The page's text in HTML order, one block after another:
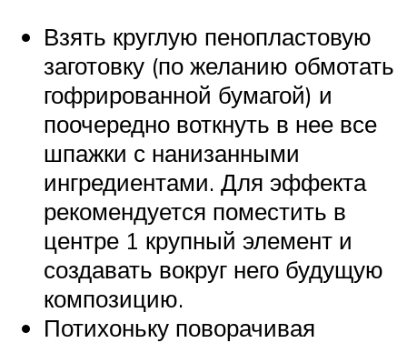
Взять круглую пенопластовую
заготовку (по желанию обмотать
гофрированной бумагой) и
поочередно воткнуть в нее все
шпажки с нанизанными
ингредиентами. Для эффекта
рекомендуется поместить в
центре 1 крупный элемент и
создавать вокруг него будущую
композицию.
Потихоньку поворачивая